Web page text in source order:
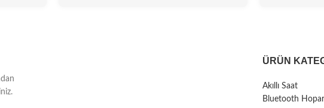
ÜRÜN
Akıllı Saat
Bluetooth